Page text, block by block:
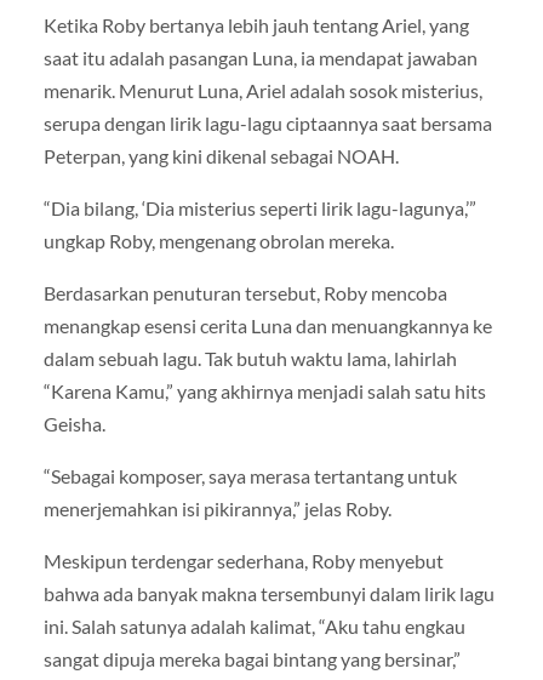
Ketika Roby bertanya lebih jauh tentang Ariel, yang
saat itu adalah pasangan Luna, ia mendapat jawaban
menarik. Menurut Luna, Ariel adalah sosok misterius,
serupa dengan lirik lagu-lagu ciptaannya saat bersama
Peterpan, yang kini dikenal sebagai NOAH.
“Dia bilang, ‘Dia misterius seperti lirik lagu-lagunya,’”
ungkap Roby, mengenang obrolan mereka.
Berdasarkan penuturan tersebut, Roby mencoba
menangkap esensi cerita Luna dan menuangkannya ke
dalam sebuah lagu. Tak butuh waktu lama, lahirlah
“Karena Kamu,” yang akhirnya menjadi salah satu hits
Geisha.
“Sebagai komposer, saya merasa tertantang untuk
menerjemahkan isi pikirannya,” jelas Roby.
Meskipun terdengar sederhana, Roby menyebut
bahwa ada banyak makna tersembunyi dalam lirik lagu
ini. Salah satunya adalah kalimat, “Aku tahu engkau
sangat dipuja mereka bagai bintang yang bersinar,”